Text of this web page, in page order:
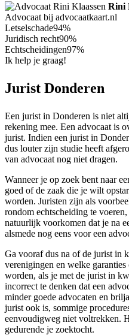
Rini
Advocaat bij advocaatkaart.nl
Letselschade94%
Juridisch recht90%
Echtscheidingen97%
Ik help je graag!
Jurist Donderen
Een jurist in Donderen is niet
rekening mee. Een advocaat is
jurist. Indien een jurist in
dus louter zijn studie heeft
van advocaat nog niet dragen.
Wanneer je op zoek bent naar
goed of de zaak die je wilt
worden. Juristen zijn als
rondom echtscheiding te
natuurlijk voorkomen dat je na
alsmede nog eens voor een
Ga vooraf dus na of de jurist in
verenigingen en welke
worden, als je met de jurist in
incorrect te denken dat een
minder goede advocaten en
jurist ook is, sommige
eenvoudigweg niet voltrekken.
gedurende je zoektocht.